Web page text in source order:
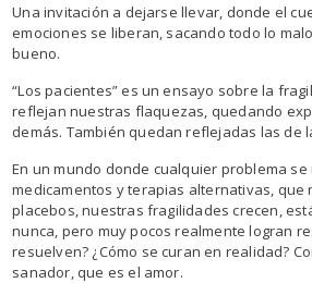
Una invitación a dejarse llevar, donde el
emociones se liberan, sacando todo lo
bueno.
“Los pacientes” es un ensayo sobre la
reflejan nuestras flaquezas, quedando
demás. También quedan reflejadas las de
En un mundo donde cualquier problema se
medicamentos y terapias alternativas, que
placebos, nuestras fragilidades crecen,
nunca, pero muy pocos realmente logran
resuelven? ¿Cómo se curan en realidad?
sanador, que es el amor.